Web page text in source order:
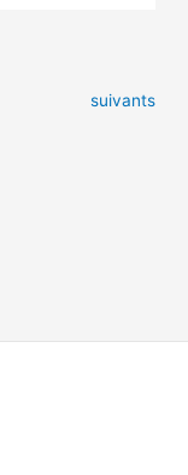
Évènements
suivants